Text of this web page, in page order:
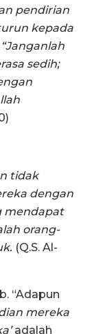
pendirian
kepada
sedih;
tidak
dengan
mendapat
orang-
(Q.S. Al-
“Adapun
mereka
adalah